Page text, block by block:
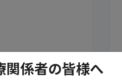
関係者の皆様へ